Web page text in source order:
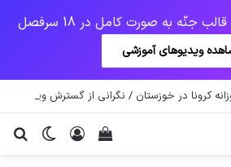
جنّه به صورت کامل در 18 سرفصل
ویدیوهای آموزشی
یک‌چهارم مرگ‌های روزانه کرونا در خوزستان / نگرانی از گسترش ویروس انگلیسی در تهران
تغییر ورود
دیدن سبد خرید